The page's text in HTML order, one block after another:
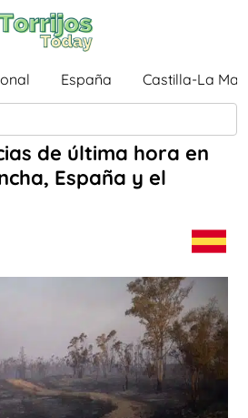
España Castilla-La
de última hora en
España y el